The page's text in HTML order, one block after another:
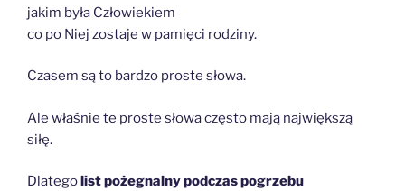
jakim była Człowiekiem
co po Niej zostaje w pamięci rodziny.
Czasem są to bardzo proste słowa.
Ale właśnie te proste słowa często mają największą
siłę.
Dlatego list pożegnalny podczas pogrzebu